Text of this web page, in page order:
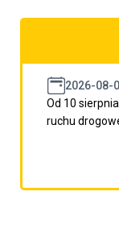
2026-08-
Od 10
ruchu
porzpedniego